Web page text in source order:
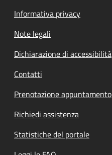
Informativa privacy
Note legali
Dichiarazione di accessibilità
Contatti
Prenotazione appuntamento
Richiedi assistenza
Statistiche del portale